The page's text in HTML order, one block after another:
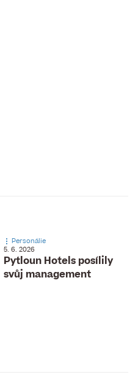
Pytloun Hotels posílily
svůj management
Personálie
5. 6. 2026